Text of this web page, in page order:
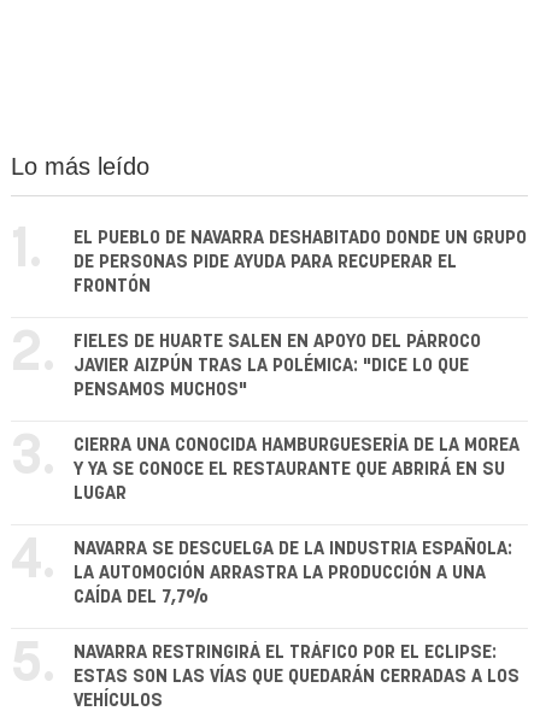
Lo más leído
1.
EL PUEBLO DE NAVARRA DESHABITADO DONDE UN GRUPO
DE PERSONAS PIDE AYUDA PARA RECUPERAR EL
FRONTÓN
2.
FIELES DE HUARTE SALEN EN APOYO DEL PÁRROCO
JAVIER AIZPÚN TRAS LA POLÉMICA: "DICE LO QUE
PENSAMOS MUCHOS"
3.
CIERRA UNA CONOCIDA HAMBURGUESERÍA DE LA MOREA
Y YA SE CONOCE EL RESTAURANTE QUE ABRIRÁ EN SU
LUGAR
4.
NAVARRA SE DESCUELGA DE LA INDUSTRIA ESPAÑOLA:
LA AUTOMOCIÓN ARRASTRA LA PRODUCCIÓN A UNA
CAÍDA DEL 7,7%
5.
NAVARRA RESTRINGIRÁ EL TRÁFICO POR EL ECLIPSE:
ESTAS SON LAS VÍAS QUE QUEDARÁN CERRADAS A LOS
VEHÍCULOS